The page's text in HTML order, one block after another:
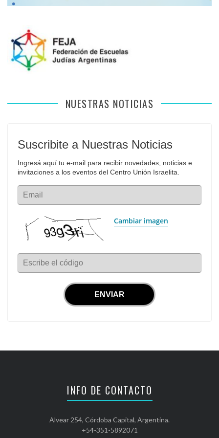
NUESTRAS NOTICIAS
Suscribite a Nuestras Noticias
Ingresá aquí tu e-mail para recibir novedades, noticias e
invitaciones a los eventos del Centro Unión Israelita.
Email
Cambiar imagen
Escribe el código
INFO DE CONTACTO
Alvear 254, Córdoba Capital, Argentina.
+54-351-5892071